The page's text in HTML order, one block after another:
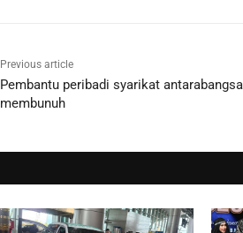
Previous article
Pembantu peribadi syarikat
membunuh